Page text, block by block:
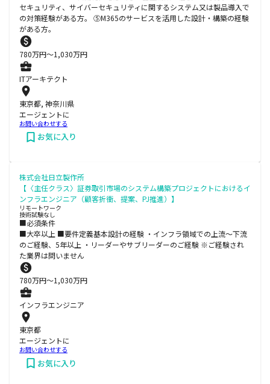
セキュリティ、サイバーセキュリティに関するシステム又は製品導入で
の対策経験がある方。 ⑤M365のサービスを活用した設計・構築の経験
がある方。
780万円〜1,030万円
ITアーキテクト
東京都, 神奈川県
エージェントに
お問い合わせする
お気に入り
株式会社日立製作所
【〈主任クラス〉証券取引市場のシステム構築プロジェクトにおけるイ
ンフラエンジニア（顧客折衝、提案、PJ推進）】
リモートワーク
技術試験なし
■必須条件
■大卒以上 ■要件定義基本設計の経験 ・インフラ領域での上流～下流
のご経験、5年以上 ・リーダーやサブリーダーのご経験 ※ご経験され
た業界は問いません
780万円〜1,030万円
インフラエンジニア
東京都
エージェントに
お問い合わせする
お気に入り